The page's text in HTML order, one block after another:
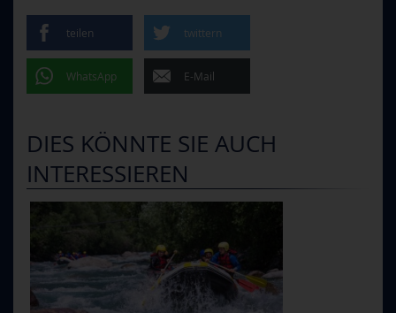
teilen twittern
WhatsApp E-Mail
DIES KÖNNTE SIE AUCH
INTERESSIEREN